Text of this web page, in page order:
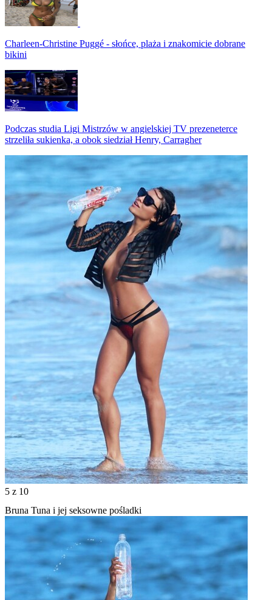
Charleen-Christine Puggé - słońce, plaża i znakomicie dobrane
bikini
Podczas studia Ligi Mistrzów w angielskiej TV prezeneterce
strzeliła sukienka, a obok siedział Henry, Carragher
5 z 10
Bruna Tuna i jej seksowne pośladki